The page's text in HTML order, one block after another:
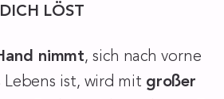
LÖST
nimmt, sich nach vorne
ist, wird mit großer